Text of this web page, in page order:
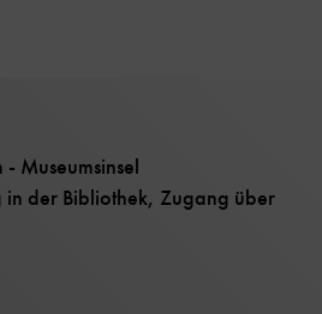
- Museumsinsel
in der Bibliothek, Zugang über